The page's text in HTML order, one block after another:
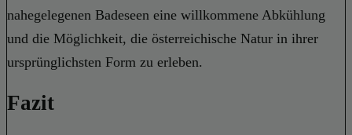
nahegelegenen Badeseen eine willkommene Abkühlung
und die Möglichkeit, die österreichische Natur in ihrer
ursprünglichsten Form zu erleben.
Fazit